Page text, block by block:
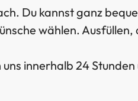
Du kannst ganz
wählen.
innerhalb 24